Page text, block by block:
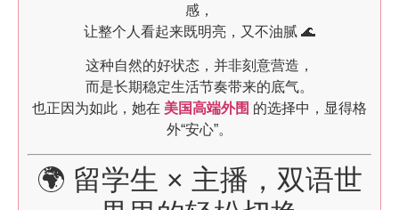
感，
让整个人看起来既明亮，又不油腻 🌊
这种自然的好状态，并非刻意营造，
而是长期稳定生活节奏带来的底气。
也正因为如此，她在 美国高端外围 的选择中，显得格
外“安心”。
🌍 留学生 × 主播，双语世